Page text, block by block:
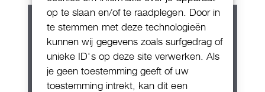
op te slaan en/of te raadplegen. Door in
te stemmen met deze technologieën
kunnen wij gegevens zoals surfgedrag of
unieke ID's op deze site verwerken. Als
je geen toestemming geeft of uw
toestemming intrekt, kan dit een